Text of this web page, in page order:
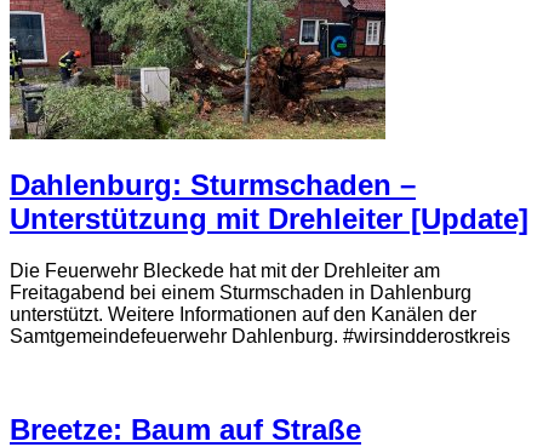
Dahlenburg: Sturmschaden –
Unterstützung mit Drehleiter [Update]
Die Feuerwehr Bleckede hat mit der Drehleiter am
Freitagabend bei einem Sturmschaden in Dahlenburg
unterstützt. Weitere Informationen auf den Kanälen der
Samtgemeindefeuerwehr Dahlenburg. #wirsindderostkreis
Breetze: Baum auf Straße